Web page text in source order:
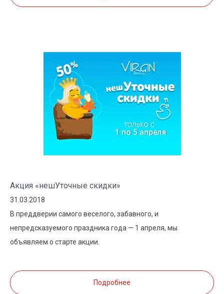
Акция «нешУточные скидки»
31.03.2018
В преддверии самого веселого, забавного, и
непредсказуемого праздника года — 1 апреля, мы
объявляем о старте акции.
Подробнее